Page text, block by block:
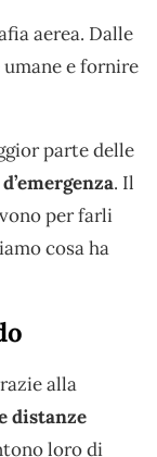
aerea. Dalle
e fornire
parte delle
. Il
per farli
cosa ha
alla
distanze
loro di